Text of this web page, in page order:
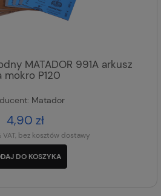
MATADOR 991A arkusz
mokro P120
Matador
4,90 zł
VAT, bez kosztów dostawy
DO KOSZYKA